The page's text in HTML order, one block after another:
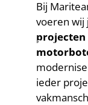
Diensten
Refit Projecten
Bij
voeren wij
projecten
ieder